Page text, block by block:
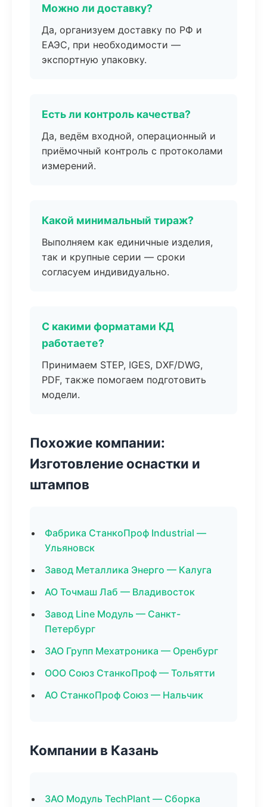
Можно ли доставку?
Да, организуем доставку по РФ и
ЕАЭС, при необходимости —
экспортную упаковку.
Есть ли контроль качества?
Да, ведём входной, операционный и
приёмочный контроль с протоколами
измерений.
Какой минимальный тираж?
Выполняем как единичные изделия,
так и крупные серии — сроки
согласуем индивидуально.
С какими форматами КД
работаете?
Принимаем STEP, IGES, DXF/DWG,
PDF, также помогаем подготовить
модели.
Похожие компании:
Изготовление оснастки и
штампов
Фабрика СтанкоПроф Industrial —
Ульяновск
Завод Металлика Энерго — Калуга
АО Точмаш Лаб — Владивосток
Завод Line Модуль — Санкт-
Петербург
ЗАО Групп Мехатроника — Оренбург
ООО Союз СтанкоПроф — Тольятти
АО СтанкоПроф Союз — Нальчик
Компании в Казань
ЗАО Модуль TechPlant — Сборка